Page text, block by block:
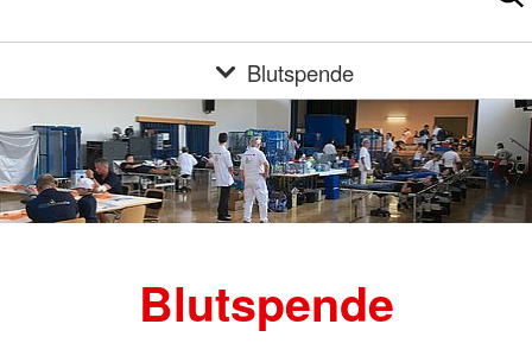
Blutspende
Blutspende